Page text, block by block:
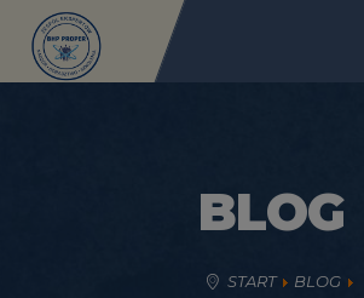
BLOG
START
BLOG